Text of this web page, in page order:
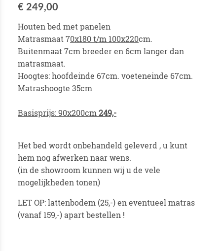
€ 249,00
Houten bed met panelen
Matrasmaat 70x180 t/m 100x220cm.
Buitenmaat 7cm breeder en 6cm langer dan
matrasmaat.
Hoogtes: hoofdeinde 67cm. voeteneinde 67cm.
Matrashoogte 35cm
Basisprijs: 90x200cm249,-
Het bed wordt onbehandeld geleverd , u kunt
hem nog afwerken naar wens.
(in de showroom kunnen wij u de vele
mogelijkheden tonen)
LET OP: lattenbodem (25,-) en eventueel matras
(vanaf 159,-) apart bestellen !